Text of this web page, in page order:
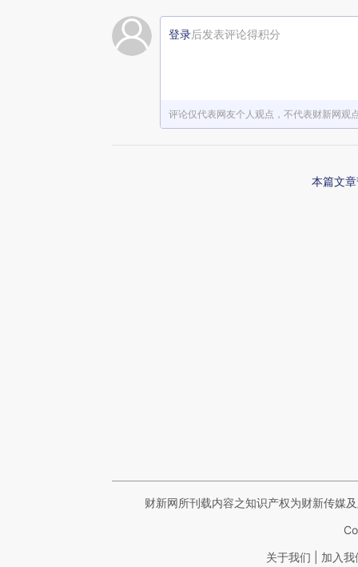
登录后发表评论得积分
评论仅代表网友个人观点，不代表财新网观
本篇文
财新网所刊载内容之知识产权为财新传媒
关于我们 加入我